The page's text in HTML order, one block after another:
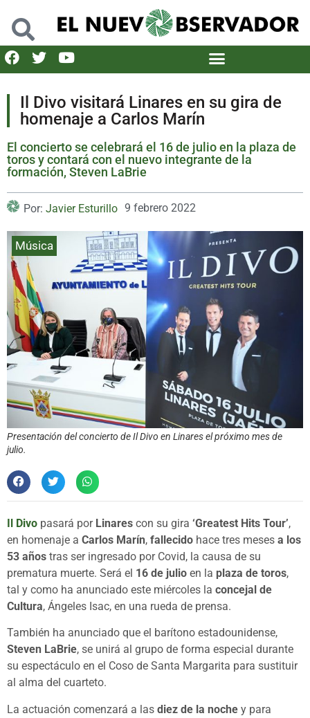
Il Divo visitará Linares en su gira de
homenaje a Carlos Marín
El concierto se celebrará el 16 de julio en la plaza de
toros y contará con el nuevo integrante de la
formación, Steven LaBrie
Por: Javier Esturillo 9 febrero 2022
Música
Presentación del concierto de Il Divo en Linares el próximo mes de
julio.
Il Divo pasará por Linares con su gira ‘Greatest Hits Tour’,
en homenaje a Carlos Marín, fallecido hace tres meses a los
53 años tras ser ingresado por Covid, la causa de su
prematura muerte. Será el 16 de julio en la plaza de toros,
tal y como ha anunciado este miércoles la concejal de
Cultura, Ángeles Isac, en una rueda de prensa.
También ha anunciado que el barítono estadounidense,
Steven LaBrie, se unirá al grupo de forma especial durante
su espectáculo en el Coso de Santa Margarita para sustituir
al alma del cuarteto.
La actuación comenzará a las diez de la noche y para